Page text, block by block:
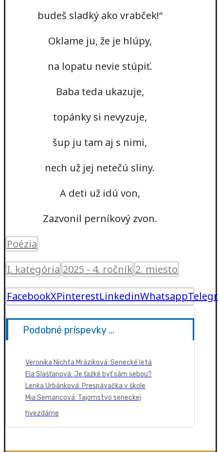
budeš sladký ako vrabček!“
Oklame ju, že je hlúpy,
na lopatu nevie stúpiť.
Baba teda ukazuje,
topánky si nevyzuje,
šup ju tam aj s nimi,
nech už jej netečú sliny.
A deti už idú von,
Zazvonil perníkový zvon.
Poézia
I. kategória 2025 - 4. ročník 2. miesto
FacebookXPinterestLinkedinWhatsapp
Podobné príspevky ...
Veronika Nichta Mráziková: Senecké letá
Ela Slašťanová: Je ťažké byť sám sebou?
Lenka Urbánková: Prespávačka v škole
Mia Semancová: Tajomstvo seneckej
hvezdárne